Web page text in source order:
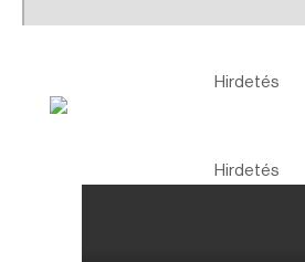
Hirdetés
Hirdetés